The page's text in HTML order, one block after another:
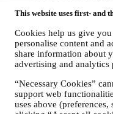
This website uses first- and
Cookies help us give
personalise content and
share information about
advertising and analytics
“Necessary Cookies”
support web
uses above
Sommige van onze
ondersteuning te
sturen. Dit kanaal is
producten. Er
gevoelige
weten komen over
WhatsApp voor de
gegevens op https://